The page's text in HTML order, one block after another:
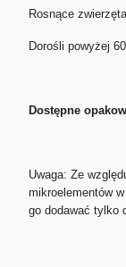
Rosnące
Dorośli powyżej
Dostępne
Uwaga: Ze
mikroelementów
go dodawać tylko